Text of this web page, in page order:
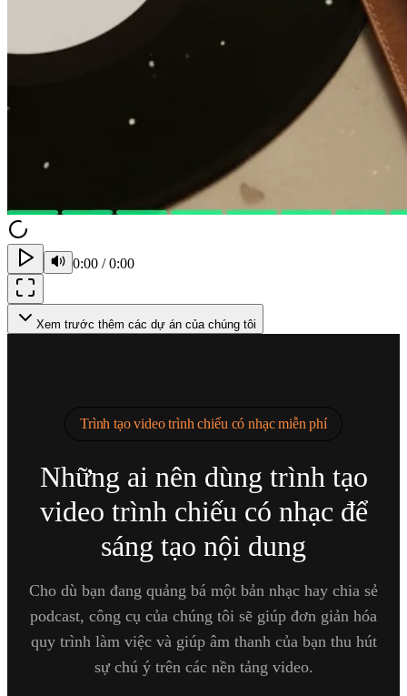
0:00 /0:00
Xem trước thêm các dự án của chúng tôi
Trình tạo video trình chiếu có nhạc miễn phí
Những ai nên dùng trình tạo
video trình chiếu có nhạc để
sáng tạo nội dung
Cho dù bạn đang quảng bá một bản nhạc hay chia sẻ
podcast, công cụ của chúng tôi sẽ giúp đơn giản hóa
quy trình làm việc và giúp âm thanh của bạn thu hút
sự chú ý trên các nền tảng video.